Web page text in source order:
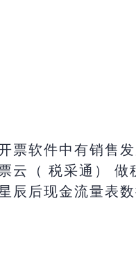
做税盘登陆时，密码一直提示
现金流量表数据为